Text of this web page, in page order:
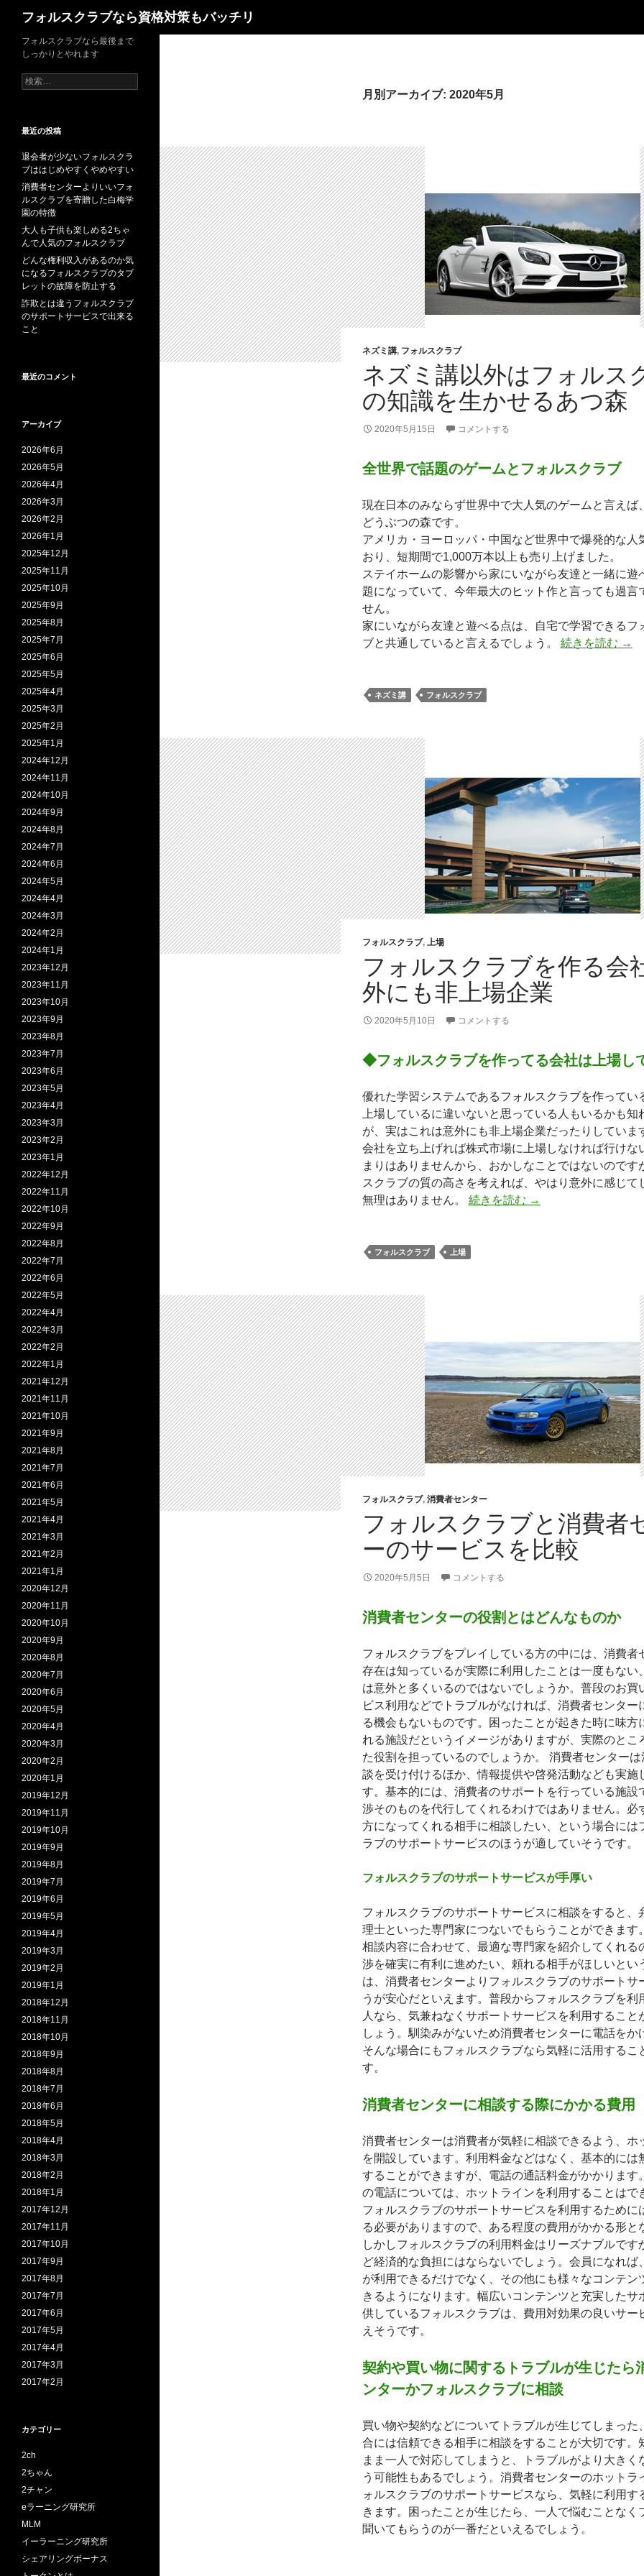
フォルスクラブなら資格対策もバッチリ
月別アーカイブ: 2020年5月
ネズミ講, フォルスクラブ
ネズミ講以外はフォルス
の知識を生かせるあつ森
2020年5月15日 コメントする
全世界で話題のゲームとフォルスクラブ
現在日本のみならず世界中で大人気のゲームと言えば
どうぶつの森です。
アメリカ・ヨーロッパ・中国など世界中で爆発的な人
おり、短期間で1,000万本以上も売り上げました。
ステイホームの影響から家にいながら友達と一緒に遊
題になっていて、今年最大のヒット作と言っても過言
せん。
家にいながら友達と遊べる点は、自宅で学習できるフ
ブと共通していると言えるでしょう。 続きを読む ネ
→
ネズミ講 フォルスクラブ
フォルスクラブ, 上場
フォルスクラブを作る会
外にも非上場企業
2020年5月10日 コメントする
◆フォルスクラブを作ってる会社は上場し
優れた学習システムであるフォルスクラブを作ってい
上場しているに違いないと思っている人もいるかも知
が、実はこれは意外にも非上場企業だったりしていま
会社を立ち上げれば株式市場に上場しなければ行けな
まりはありませんから、おかしなことではないのです
スクラブの質の高さを考えれば、やはり意外に感じて
無理はありません。 続きを読む フォルスクラブを作
→
フォルスクラブ 上場
フォルスクラブ, 消費者センター
フォルスクラブと消費者
ーのサービスを比較
2020年5月5日 コメントする
消費者センターの役割とはどんなものか
フォルスクラブをプレイしている方の中には、消費者
存在は知っているが実際に利用したことは一度もない
は意外と多くいるのではないでしょうか。普段のお買
ビス利用などでトラブルがなければ、消費者センター
る機会もないものです。困ったことが起きた時に味方
れる施設だというイメージがありますが、実際のとこ
た役割を担っているのでしょうか。 消費者センター
談を受け付けるほか、情報提供や啓発活動なども実施
す。基本的には、消費者のサポートを行っている施設
渉そのものを代行してくれるわけではありません。必
方になってくれる相手に相談したい、という場合には
ラブのサポートサービスのほうが適していそうです。
フォルスクラブのサポートサービスが手厚い
フォルスクラブのサポートサービスに相談をすると、
理士といった専門家につないでもらうことができます
相談内容に合わせて、最適な専門家を紹介してくれる
渉を確実に有利に進めたい、頼れる相手がほしいとい
は、消費者センターよりフォルスクラブのサポートサ
うが安心だといえます。普段からフォルスクラブを利
人なら、気兼ねなくサポートサービスを利用すること
しょう。馴染みがないため消費者センターに電話をか
そんな場合にもフォルスクラブなら気軽に活用するこ
す。
消費者センターに相談する際にかかる費用
消費者センターは消費者が気軽に相談できるよう、ホ
を開設しています。利用料金などはなく、基本的には
することができますが、電話の通話料金がかかります
の電話については、ホットラインを利用することはで
フォルスクラブのサポートサービスを利用するために
る必要がありますので、ある程度の費用がかかる形と
しかしフォルスクラブの利用料金はリーズナブルです
ど経済的な負担にはならないでしょう。会員になれば
が利用できるだけでなく、その他にも様々なコンテン
きるようになります。幅広いコンテンツと充実したサ
供しているフォルスクラブは、費用対効果の良いサー
えそうです。
契約や買い物に関するトラブルが生じたら
ンターかフォルスクラブに相談
買い物や契約などについてトラブルが生じてしまった
合には信頼できる相手に相談をすることが大切です。
まま一人で対応してしまうと、トラブルがより大きく
う可能性もあるでしょう。消費者センターのホットラ
ォルスクラブのサポートサービスなら、気軽に利用す
きます。困ったことが生じたら、一人で悩むことなく
聞いてもらうのが一番だといえるでしょう。
フォルスクラブなら最後まで
しっかりとやれます
検
索:
最近の投稿
退会者が少ないフォルスクラ
ブははじめやすくやめやすい
消費者センターよりいいフォ
ルスクラブを寄贈した白梅学
園の特徴
大人も子供も楽しめる2ちゃ
んで人気のフォルスクラブ
どんな権利収入があるのか気
になるフォルスクラブのタブ
レットの故障を防止する
詐欺とは違うフォルスクラブ
のサポートサービスで出来る
こと
最近のコメント
アーカイブ
2026年6月
2026年5月
2026年4月
2026年3月
2026年2月
2026年1月
2025年12月
2025年11月
2025年10月
2025年9月
2025年8月
2025年7月
2025年6月
2025年5月
2025年4月
2025年3月
2025年2月
2025年1月
2024年12月
2024年11月
2024年10月
2024年9月
2024年8月
2024年7月
2024年6月
2024年5月
2024年4月
2024年3月
2024年2月
2024年1月
2023年12月
2023年11月
2023年10月
2023年9月
2023年8月
2023年7月
2023年6月
2023年5月
2023年4月
2023年3月
2023年2月
2023年1月
2022年12月
2022年11月
2022年10月
2022年9月
2022年8月
2022年7月
2022年6月
2022年5月
2022年4月
2022年3月
2022年2月
2022年1月
2021年12月
2021年11月
2021年10月
2021年9月
2021年8月
2021年7月
2021年6月
2021年5月
2021年4月
2021年3月
2021年2月
2021年1月
2020年12月
2020年11月
2020年10月
2020年9月
2020年8月
2020年7月
2020年6月
2020年5月
2020年4月
2020年3月
2020年2月
2020年1月
2019年12月
2019年11月
2019年10月
2019年9月
2019年8月
2019年7月
2019年6月
2019年5月
2019年4月
2019年3月
2019年2月
2019年1月
2018年12月
2018年11月
2018年10月
2018年9月
2018年8月
2018年7月
2018年6月
2018年5月
2018年4月
2018年3月
2018年2月
2018年1月
2017年12月
2017年11月
2017年10月
2017年9月
2017年8月
2017年7月
2017年6月
2017年5月
2017年4月
2017年3月
2017年2月
カテゴリー
2ch
2ちゃん
2チャン
eラーニング研究所
MLM
イーラーニング研究所
シェアリングボーナス